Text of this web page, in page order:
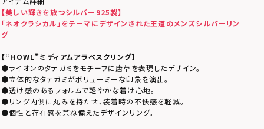
【美しい輝きを放つシルバー925製】
「ネオクラシカル」をテーマにデザインされた王道のメンズシルバーリン
グ
【“HOWL”ミディアムアラベスクリング】
●ライオンのタテガミをモチーフに唐草を表現したデザイン。
●立体的なタテガミがボリューミーな印象を演出。
●透け感のあるフォルムで軽やかな着け心地。
●リング内側に丸みを持たせ、装着時の不快感を軽減。
●個性と存在感を兼ね備えたデザインリング。